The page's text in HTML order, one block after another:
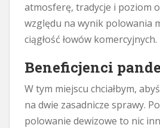
atmosferę, tradycje i poziom
względu na wynik polowania
ciągłość łowów komercyjnych.
Beneficjenci
W tym miejscu chciałbym,
na dwie zasadnicze sprawy.
polowanie dewizowe to nic